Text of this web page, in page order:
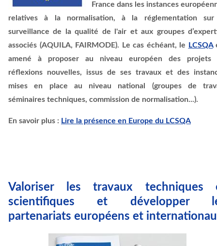
France dans les instances
relatives à la normalisation, à la réglementation
surveillance de la qualité de l'air et aux groupes
associés (AQUILA, FAIRMODE). Le cas échéant, le
LCSQA
amené à proposer au niveau européen des projets
réflexions nouvelles, issus de ses travaux et des
mises en place au niveau national (groupes de
séminaires techniques, commission de normalisation...).
En savoir plus : Lire la présence en Europe du LCSQA
Valoriser les travaux techniques
scientifiques et développer
partenariats européens et